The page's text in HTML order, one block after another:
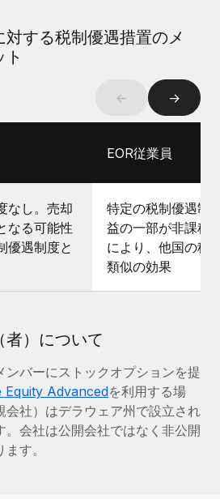
する税制優遇措置のメ
← →
EOR従業員
なし。売却
なる可能性
優遇制度と
特定の税制優遇制
益の一部が非課税
により、他国の税
類似の効果
者）について
ンバーにストックオプションを提
Equity Advancedを利用する場
会社）はデラウェア州で設立され
。会社は公開会社ではなく非公開
す。